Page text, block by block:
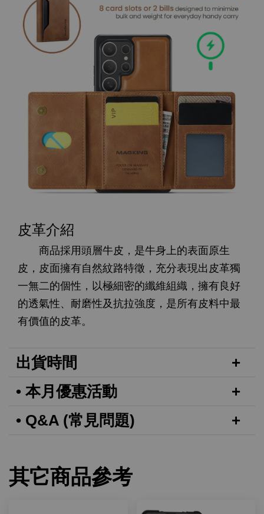
皮革介紹
商品採用頭層牛皮，是牛身上的表面原生
皮，皮面擁有自然紋路特徵，充分表現出皮革獨
一無二的個性，以極細密的纖維組織，擁有良好
的透氣性、耐磨性及抗拉強度，是所有皮料中最
有價值的皮革。
出貨時間
• 本月優惠活動
• Q&A (常見問題)
其它商品參考